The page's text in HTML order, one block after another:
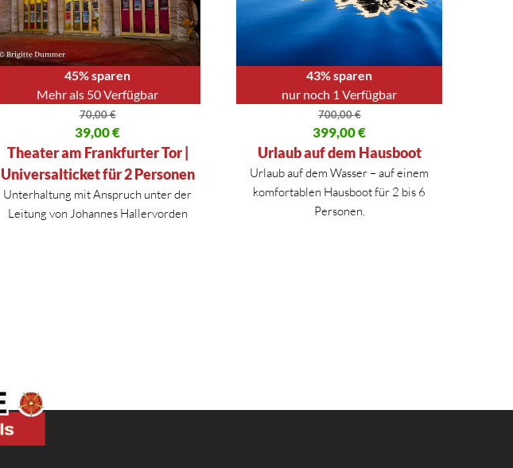
45% sparen
Mehr als 50 Verfügbar
70,00€
Ursprünglicher Preis war: 70,00 €
39,00€
Aktueller Preis ist: 39,00 €.
Theater am Frankfurter Tor |
Universalticket für 2 Personen
Unterhaltung mit Anspruch unter der
Leitung von Johannes Hallervorden
43% sparen
nur noch 1 Verfügbar
700,00€
Ursprünglicher Preis war: 700,00 €
399,00€
Aktueller Preis ist: 399,00 €.
Urlaub auf dem Hausboot
Urlaub auf dem Wasser – auf einem
komfortablen Hausboot für 2 bis 6
Personen.